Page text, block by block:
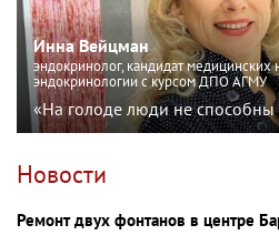
Инна Вейцман
эндокринолог, кандидат
эндокринологии с курсом ДПО АГМУ
«На голоде люди не способны
Новости
Ремонт двух фонтанов в центре